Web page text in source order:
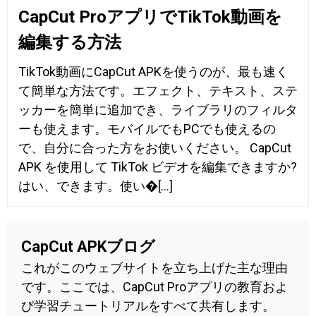
CapCut ProアプリでTikTok動画を
編集する方法
TikTok動画にCapCut APKを使うのが、最も速く
て簡単な方法です。エフェクト、テキスト、ステ
ッカーを簡単に追加でき、ライブラリのフィルタ
ーも使えます。モバイルでもPCでも使えるの
で、自分に合った方をお使いください。 CapCut
APK を使用して TikTok ビデオを編集できますか?
はい、できます。使い�[...]
CapCut APKブログ
これがこのウェブサイトを立ち上げた主な理由
です。ここでは、CapCut Proアプリの教育およ
び学習チュートリアルをすべて共有します。